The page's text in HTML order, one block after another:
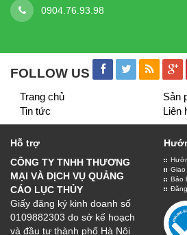
BIỂN QUẢNG CÁO
Chất lượng